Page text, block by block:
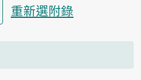
重新選附錄